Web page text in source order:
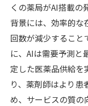
医薬品の
医薬品卸
AI搭載発注ソ
理革命
在庫管理
リアルタ
くの薬局がAI搭載の
背景には、効率的な
回数が減少すること
に、AIは需要予測と
定した医薬品供給を
り、薬剤師はより
め、サービスの質の